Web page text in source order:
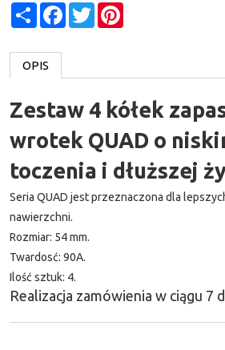
ShareFacebook
Twitter
OPIS
Zestaw 4 kółek
wrotek QUAD o
toczenia i dłuższej
Seria QUAD jest przeznaczona dla
nawierzchni.
Rozmiar: 54 mm.
Twardosć: 90A.
Ilość sztuk: 4.
Realizacja zamówienia w ciągu 7